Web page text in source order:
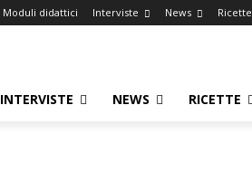
Moduli didattici Interviste News Ricette
INTERVISTE NEWS RICETTE